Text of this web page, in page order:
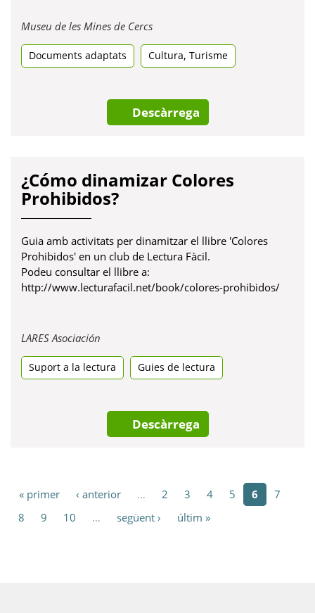
Museu de les Mines de CercsObre
una
pestanya
Documents adaptats Cultura, Turisme
Descàrrega
¿Cómo dinamizar Colores
Prohibidos?
Guia amb activitats per dinamitzar el llibre 'Colores
Prohibidos' en un club de Lectura Fàcil.
Podeu consultar el llibre a:
http://www.lecturafacil.net/book/colores-prohibidos/
LARES Asociación
una
pestanya
Suport a la lectura Guies de lectura
Descàrrega
« primer ‹ anterior … 2 3 4 5 6
7
8
9 10 … següent › últim »